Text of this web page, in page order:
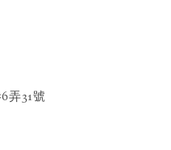
弄31號